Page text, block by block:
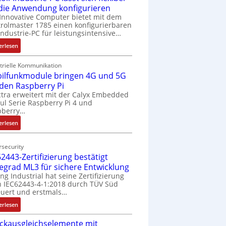
Anwendung konfigurieren
Computer bietet mit dem
1785 einen konfigurierbaren
PC für leistungsintensive…
:
1
9
-
Z
o
l
l
-
I
d
u
s
t
r
i
e
Kommunikation
bringen 4G und 5G
Raspberry Pi
erweitert mit der Calyx Embedded
Serie Raspberry Pi 4 und
:
M
b
i
l
f
u
n
k
Zertifizierung bestätigt
ML3 für sichere Entwicklung
Industrial hat seine Zertifizierung
IEC62443-4-1:2018 durch TÜV Süd
und erstmals…
:
I
E
mit